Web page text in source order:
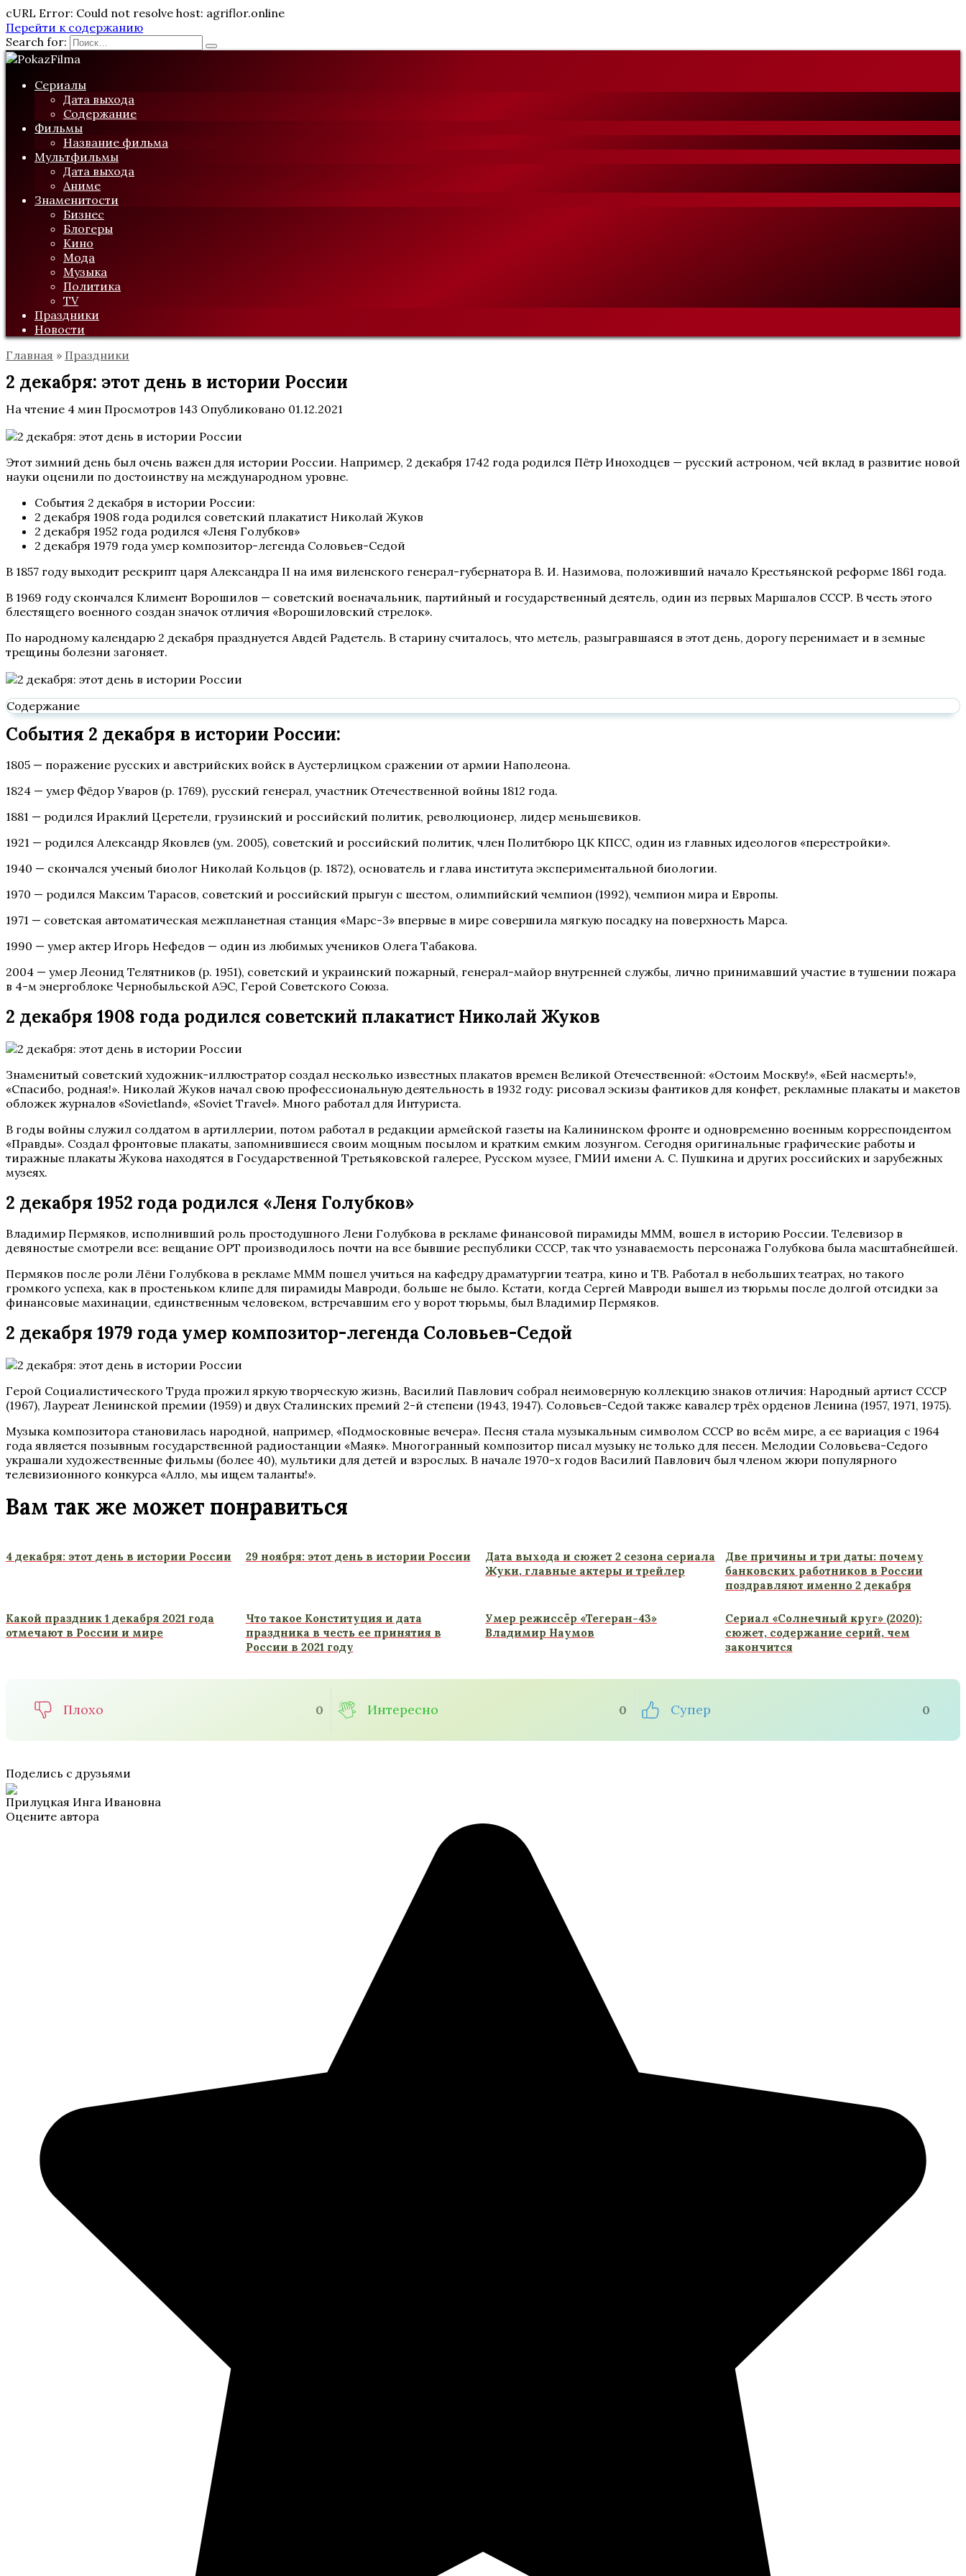
cURL Error: Could not resolve host: agriflor.online
Перейти к содержанию
Search for:
Сериалы
Дата выхода
Содержание
Фильмы
Название фильма
Мультфильмы
Дата выхода
Аниме
Знаменитости
Бизнес
Блогеры
Кино
Мода
Музыка
Политика
TV
Праздники
Новости
Главная » Праздники
2 декабря: этот день в истории России
На чтение 4 мин Просмотров 143 Опубликовано 01.12.2021
Этот зимний день был очень важен для истории России. Например, 2 декабря 1742 года родился Пётр Иноходцев — русский астроном, чей вклад в развитие новой
науки оценили по достоинству на международном уровне.
События 2 декабря в истории России:
2 декабря 1908 года родился советский плакатист Николай Жуков
2 декабря 1952 года родился «Леня Голубков»
2 декабря 1979 года умер композитор-легенда Соловьев-Седой
В 1857 году выходит рескрипт царя Александра II на имя виленского генерал-губернатора В. И. Назимова, положивший начало Крестьянской реформе 1861 года.
В 1969 году скончался Климент Ворошилов — советский военачальник, партийный и государственный деятель, один из первых Маршалов СССР. В честь этого
блестящего военного создан значок отличия «Ворошиловский стрелок».
По народному календарю 2 декабря празднуется Авдей Радетель. В старину считалось, что метель, разыгравшаяся в этот день, дорогу перенимает и в земные
трещины болезни загоняет.
Содержание
События 2 декабря в истории России:
1805 — поражение русских и австрийских войск в Аустерлицком сражении от армии Наполеона.
1824 — умер Фёдор Уваров (р. 1769), русский генерал, участник Отечественной войны 1812 года.
1881 — родился Ираклий Церетели, грузинский и российский политик, революционер, лидер меньшевиков.
1921 — родился Александр Яковлев (ум. 2005), советский и российский политик, член Политбюро ЦК КПСС, один из главных идеологов «перестройки».
1940 — скончался ученый биолог Николай Кольцов (р. 1872), основатель и глава института экспериментальной биологии.
1970 — родился Максим Тарасов, советский и российский прыгун с шестом, олимпийский чемпион (1992), чемпион мира и Европы.
1971 — советская автоматическая межпланетная станция «Марс-3» впервые в мире совершила мягкую посадку на поверхность Марса.
1990 — умер актер Игорь Нефедов — один из любимых учеников Олега Табакова.
2004 — умер Леонид Телятников (р. 1951), советский и украинский пожарный, генерал-майор внутренней службы, лично принимавший участие в тушении пожара
в 4-м энергоблоке Чернобыльской АЭС, Герой Советского Союза.
2 декабря 1908 года родился советский плакатист Николай Жуков
Знаменитый советский художник-иллюстратор создал несколько известных плакатов времен Великой Отечественной: «Остоим Москву!», «Бей насмерть!»,
«Спасибо, родная!». Николай Жуков начал свою профессиональную деятельность в 1932 году: рисовал эскизы фантиков для конфет, рекламные плакаты и макетов
обложек журналов «Sovietland», «Soviet Travel». Много работал для Интуриста.
В годы войны служил солдатом в артиллерии, потом работал в редакции армейской газеты на Калининском фронте и одновременно военным корреспондентом
«Правды». Создал фронтовые плакаты, запомнившиеся своим мощным посылом и кратким емким лозунгом. Сегодня оригинальные графические работы и
тиражные плакаты Жукова находятся в Государственной Третьяковской галерее, Русском музее, ГМИИ имени А. С. Пушкина и других российских и зарубежных
музеях.
2 декабря 1952 года родился «Леня Голубков»
Владимир Пермяков, исполнивший роль простодушного Лени Голубкова в рекламе финансовой пирамиды МММ, вошел в историю России. Телевизор в
девяностые смотрели все: вещание ОРТ производилось почти на все бывшие республики СССР, так что узнаваемость персонажа Голубкова была масштабнейшей.
Пермяков после роли Лёни Голубкова в рекламе МММ пошел учиться на кафедру драматургии театра, кино и ТВ. Работал в небольших театрах, но такого
громкого успеха, как в простеньком клипе для пирамиды Мавроди, больше не было. Кстати, когда Сергей Мавроди вышел из тюрьмы после долгой отсидки за
финансовые махинации, единственным человеком, встречавшим его у ворот тюрьмы, был Владимир Пермяков.
2 декабря 1979 года умер композитор-легенда Соловьев-Седой
Герой Социалистического Труда прожил яркую творческую жизнь, Василий Павлович собрал неимоверную коллекцию знаков отличия: Народный артист СССР
(1967), Лауреат Ленинской премии (1959) и двух Сталинских премий 2-й степени (1943, 1947). Соловьев-Седой также кавалер трёх орденов Ленина (1957, 1971, 1975).
Музыка композитора становилась народной, например, «Подмосковные вечера». Песня стала музыкальным символом СССР во всём мире, а ее вариация с 1964
года является позывным государственной радиостанции «Маяк». Многогранный композитор писал музыку не только для песен. Мелодии Соловьева-Седого
украшали художественные фильмы (более 40), мультики для детей и взрослых. В начале 1970-х годов Василий Павлович был членом жюри популярного
телевизионного конкурса «Алло, мы ищем таланты!».
Вам так же может понравиться
4 декабря: этот день в истории России 29 ноября: этот день в истории России
Дата выхода и сюжет 2 сезона сериала
Жуки, главные актеры и трейлер
Две причины и три даты: почему
банковских работников в России
поздравляют именно 2 декабря
Какой праздник 1 декабря 2021 года
отмечают в России и мире
Что такое Конституция и дата
праздника в честь ее принятия в
России в 2021 году
Умер режиссёр «Тегеран-43»
Владимир Наумов
Сериал «Солнечный круг» (2020):
сюжет, содержание серий, чем
закончится
Плохо 0 Интересно 0 Супер 0
Поделись с друзьями
Прилуцкая Инга Ивановна
Оцените автора